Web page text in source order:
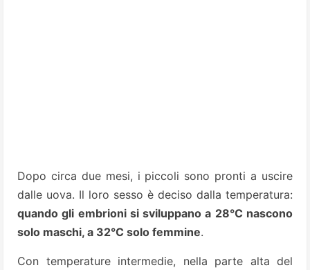
Dopo circa due mesi, i piccoli sono pronti a uscire
dalle uova. Il loro sesso è deciso dalla temperatura:
quando gli embrioni si sviluppano a 28°C nascono
solo maschi, a 32°C solo femmine.
Con temperature intermedie, nella parte alta del